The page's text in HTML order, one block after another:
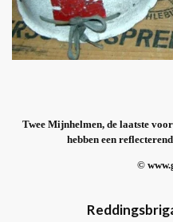
Twee Mijnhelmen, de laatste
hebben een
©